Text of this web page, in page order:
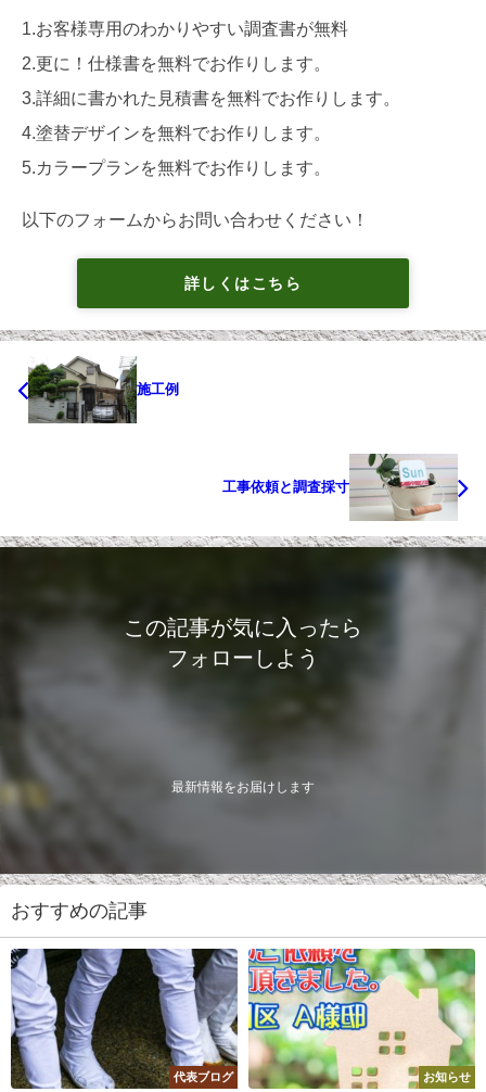
1.お客様専用のわかりやすい調査書が無料
2.更に！仕様書を無料でお作りします。
3.詳細に書かれた見積書を無料でお作りします。
4.塗替デザインを無料でお作りします。
5.カラープランを無料でお作りします。
以下のフォームからお問い合わせください！
詳しくはこちら
施工例
工事依頼と調査採寸
この記事が気に入ったら
フォローしよう
最新情報をお届けします
おすすめの記事
代表ブログ お知らせ